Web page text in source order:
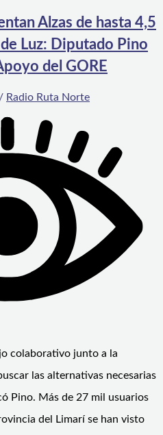
Alzas de hasta 4,5
Luz: Diputado Pino
del GORE
/ Radio Ruta Norte
colaborativo junto a la
las alternativas necesarias
Pino. Más de 27 mil usuarios
del Limarí se han visto